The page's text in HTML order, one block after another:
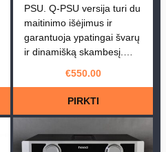
PSU. Q-PSU versija turi du
maitinimo išėjimus ir
garantuoja ypatingai švarų
ir dinamišką skambesį.…
€550.00
PIRKTI